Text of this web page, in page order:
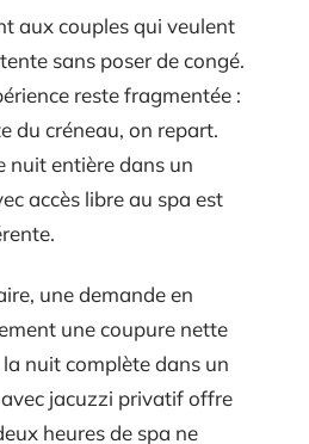
aux couples qui veulent
sans poser de congé.
reste fragmentée :
du créneau, on repart.
nuit entière dans un
accès libre au spa est
une demande en
une coupure nette
nuit complète dans un
jacuzzi privatif offre
heures de spa ne